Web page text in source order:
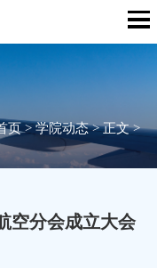
页>学院动态>正文>
空分会成立大会